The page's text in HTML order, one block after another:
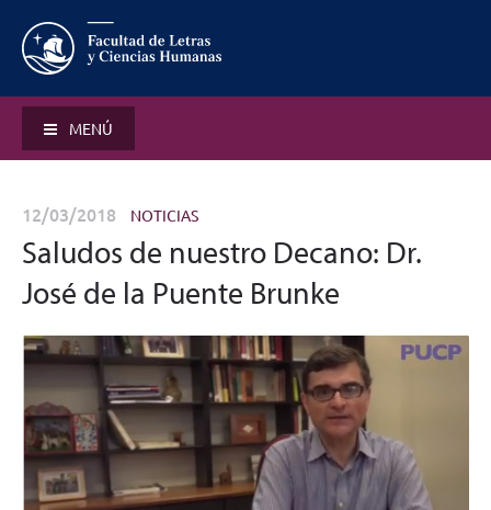
MENÚ
12/03/2018 NOTICIAS
Saludos de nuestro Decano: Dr.
José de la Puente Brunke